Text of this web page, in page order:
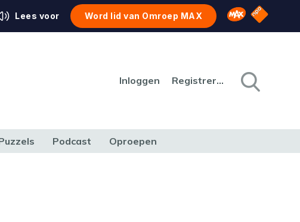
Lees voor Word lid van Omroep MAX Omroep MAX
NPO
Inloggen Registreren
Podcast Oproepen